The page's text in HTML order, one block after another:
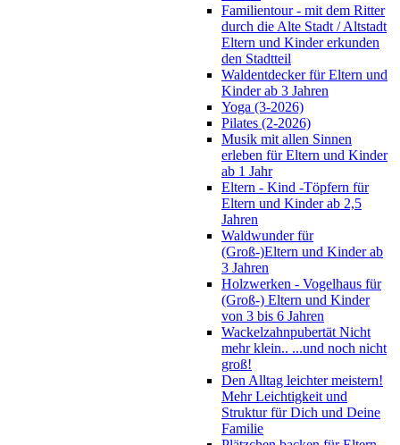
Familientour - mit dem Ritter
durch die Alte Stadt / Altstadt
Eltern und Kinder erkunden
den Stadtteil
Waldentdecker für Eltern und
Kinder ab 3 Jahren
Yoga (3-2026)
Pilates (2-2026)
Musik mit allen Sinnen
erleben für Eltern und Kinder
ab 1 Jahr
Eltern - Kind -Töpfern für
Eltern und Kinder ab 2,5
Jahren
Waldwunder für
(Groß-)Eltern und Kinder ab
3 Jahren
Holzwerken - Vogelhaus für
(Groß-) Eltern und Kinder
von 3 bis 6 Jahren
Wackelzahnpubertät Nicht
mehr klein.. ...und noch nicht
groß!
Den Alltag leichter meistern!
Mehr Leichtigkeit und
Struktur für Dich und Deine
Familie